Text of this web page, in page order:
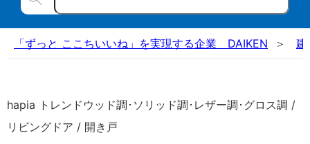
「ずっと ここちいいね」を実現する企業 DAIKEN 建
hapia トレンドウッド調･ソリッド調･レザー調･グロス調 /
リビングドア / 開き戸